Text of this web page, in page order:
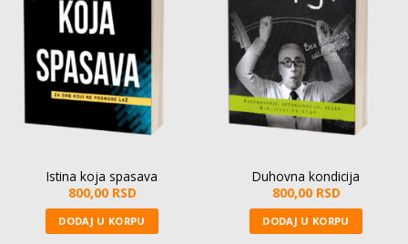
Istina koja spasava
800,00 RSD
DODAJ U KORPU
Duhovna kondicija
800,00 RSD
DODAJ U KORPU